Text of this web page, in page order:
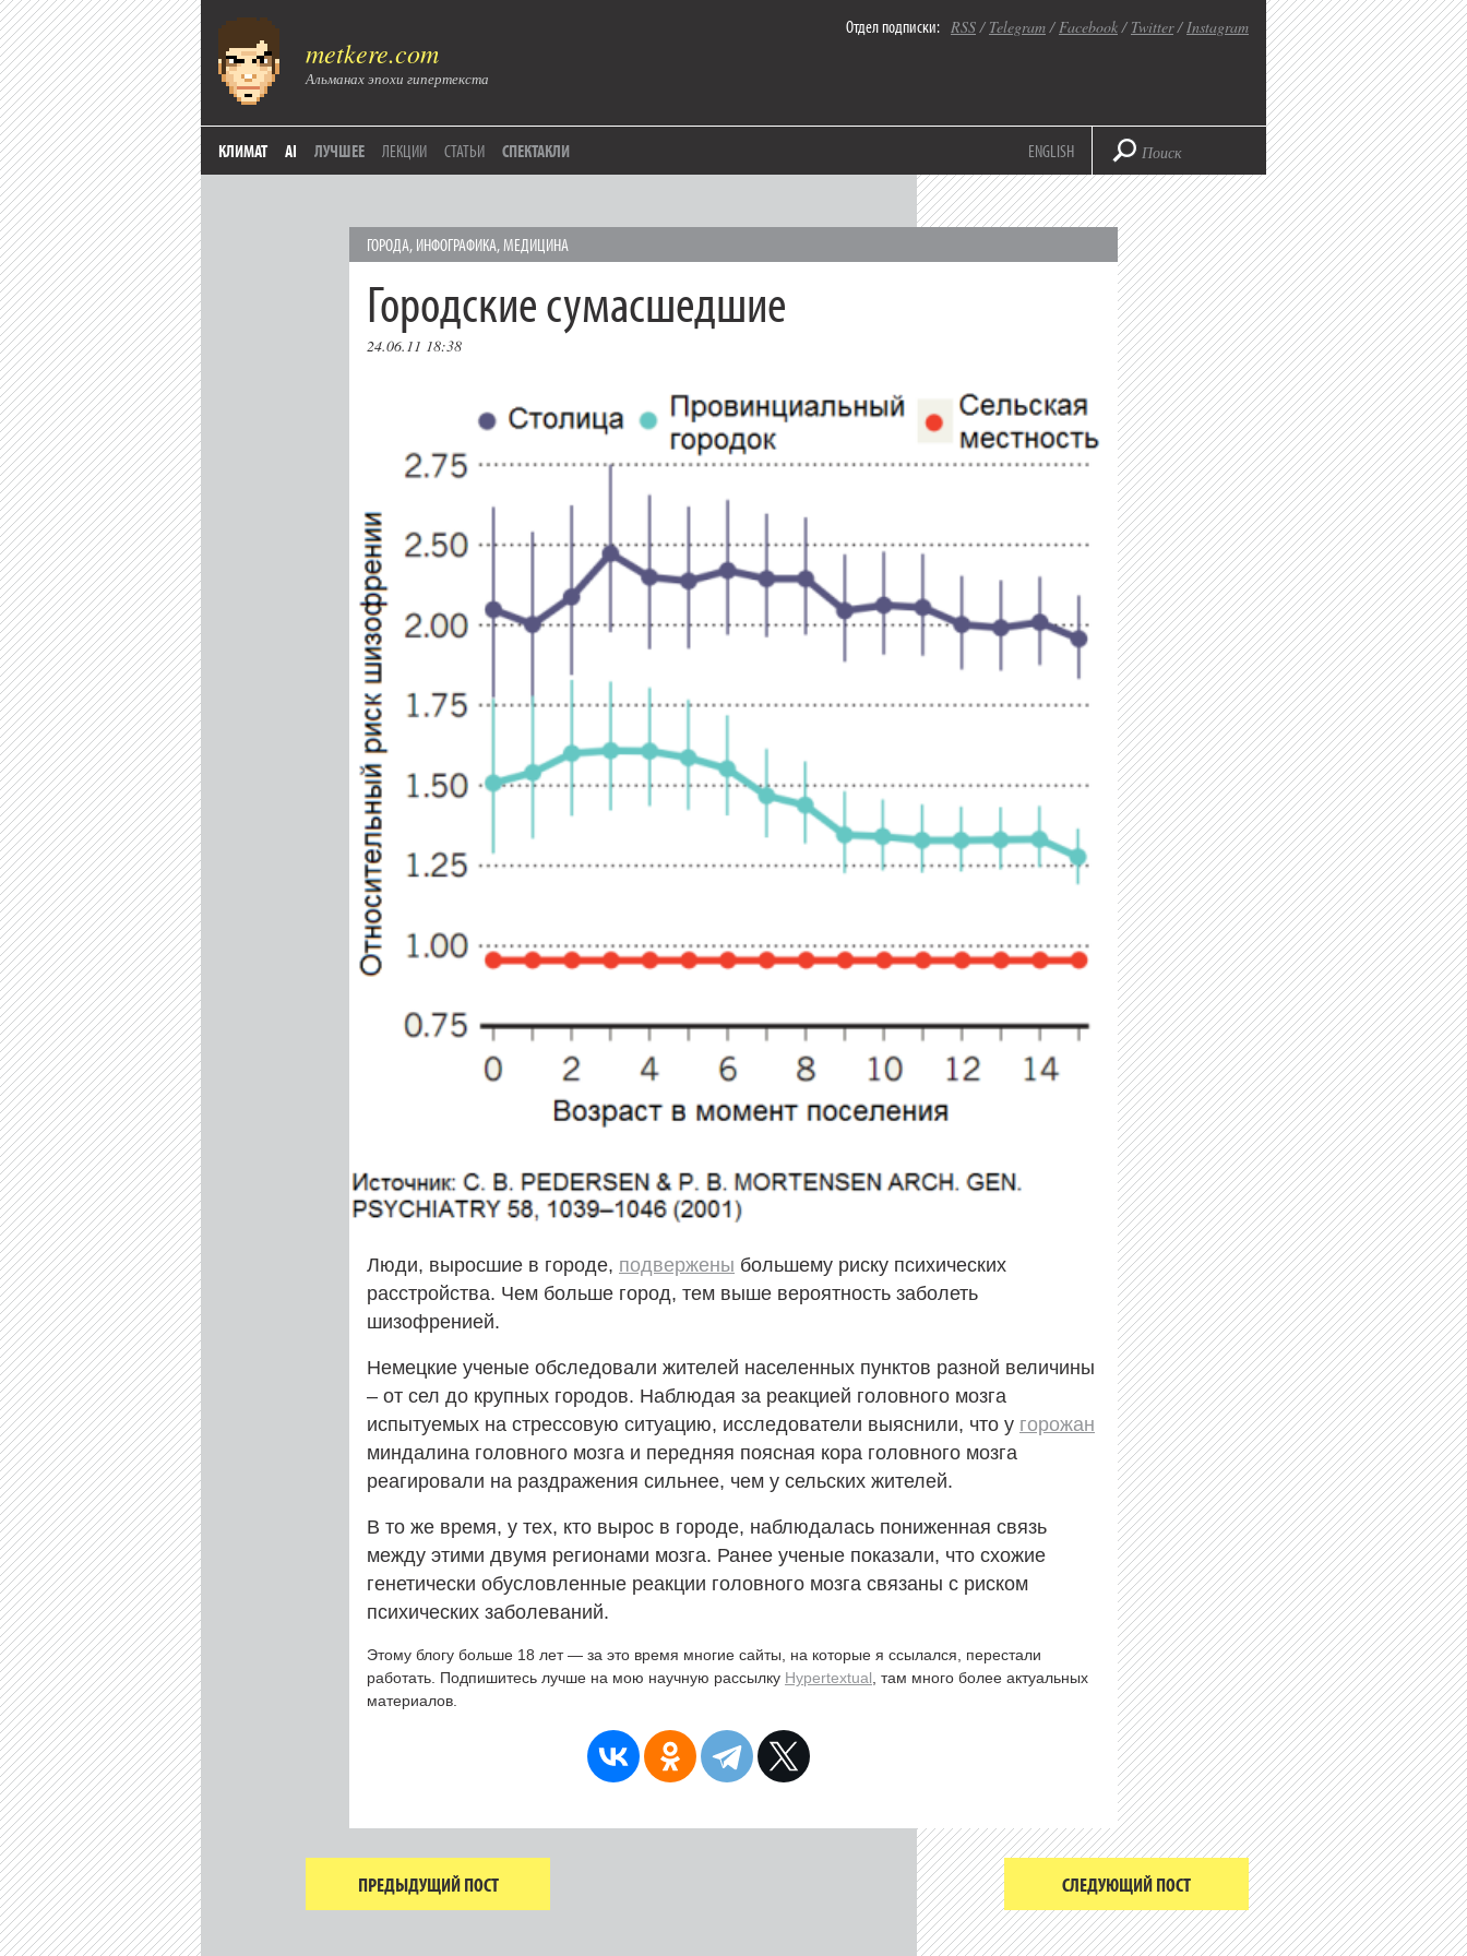
metkere.com
Альманах эпохи гипертекста
Отдел подписки: RSS/ Telegram/Facebook/ Twitter/Instagram
КЛИМАТ AI ЛУЧШЕЕ ЛЕКЦИИ СТАТЬИ СПЕКТАКЛИ ENGLISH
ГОРОДА, ИНФОГРАФИКА,МЕДИЦИНА
Городские сумасшедшие
24.06.11 18:38
Люди, выросшие в городе, подвержены большему риску психических
расстройства. Чем больше город, тем выше вероятность заболеть
шизофренией.
Немецкие ученые обследовали жителей населенных пунктов разной величины
– от сел до крупных городов. Наблюдая за реакцией головного мозга
испытуемых на стрессовую ситуацию, исследователи выяснили, что у горожан
миндалина головного мозга и передняя поясная кора головного мозга
реагировали на раздражения сильнее, чем у сельских жителей.
В то же время, у тех, кто вырос в городе, наблюдалась пониженная связь
между этими двумя регионами мозга. Ранее ученые показали, что схожие
генетически обусловленные реакции головного мозга связаны с риском
психических заболеваний.
Этому блогу больше 18 лет — за это время многие сайты, на которые я ссылался, перестали
работать. Подпишитесь лучше на мою научную рассылку Hypertextual, там много более актуальных
материалов.
ПРЕДЫДУЩИЙ ПОСТ СЛЕДУЮЩИЙ ПОСТ